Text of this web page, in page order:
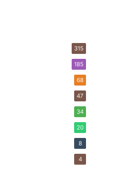
315
185
68
47
34
20
8
4